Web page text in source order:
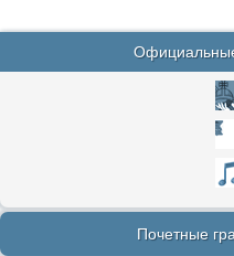
Почетные